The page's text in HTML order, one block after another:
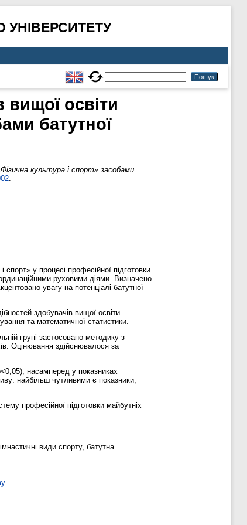
вищої освіти
батутної
культура і спорт» засобами
.
у процесі професійної підготовки.
руховими діями. Визначено
увагу на потенціалі батутної
здобувачів вищої освіти.
та математичної статистики.
групі застосовано методику з
Оцінювання здійснювалося за
насамперед у показниках
найбільш чутливими є показники,
професійної підготовки майбутніх
види спорту, батутна